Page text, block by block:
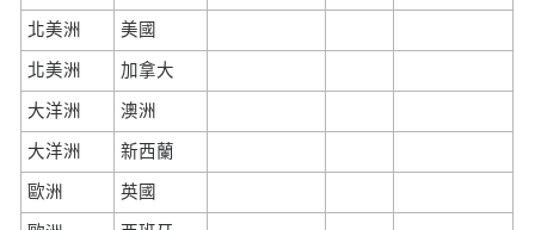
北美洲 美國
北美洲 加拿大
大洋洲 澳洲
大洋洲 新西蘭
歐洲 英國